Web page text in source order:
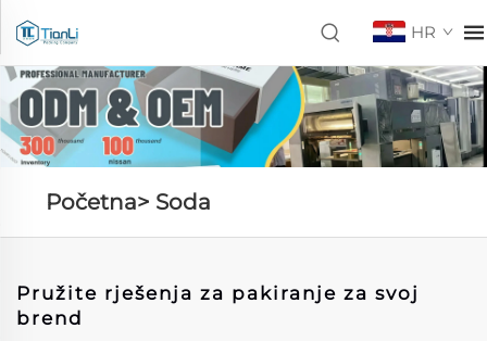
HR
Početna> Soda
Pružite rješenja za pakiranje za svoj
brend